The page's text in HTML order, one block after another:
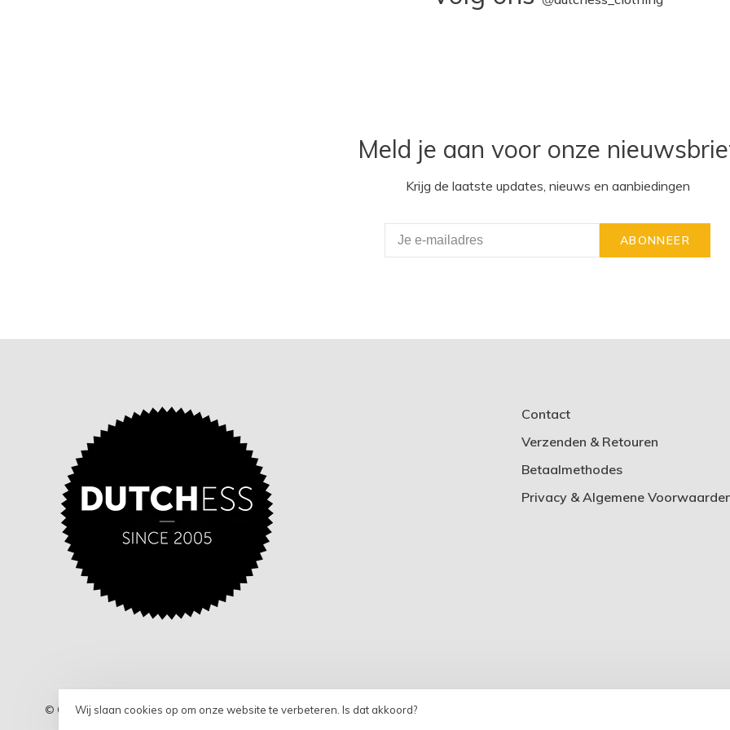
Meld je aan voor onze
Krijg de laatste updates, nieuws en aanbiedingen
ABONNEER
Contact
Verzenden & Retouren
Betaalmethodes
Privacy & Algemene
© Copyright 2026 dutch-ess.com- Powered byLightspeed - Theme byHuysmans.me
Wij slaan cookies op om onze website te verbeteren. Is dat akkoord?